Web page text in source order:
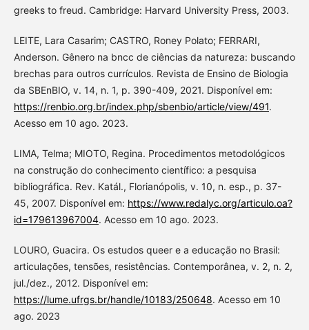
greeks to freud. Cambridge: Harvard University Press, 2003.
LEITE, Lara Casarim; CASTRO, Roney Polato; FERRARI,
Anderson. Gênero na bncc de ciências da natureza: buscando
brechas para outros currículos. Revista de Ensino de Biologia
da SBEnBIO, v. 14, n. 1, p. 390-409, 2021. Disponível em:
https://renbio.org.br/index.php/sbenbio/article/view/491.
Acesso em 10 ago. 2023.
LIMA, Telma; MIOTO, Regina. Procedimentos metodológicos
na construção do conhecimento científico: a pesquisa
bibliográfica. Rev. Katál., Florianópolis, v. 10, n. esp., p. 37-
45, 2007. Disponível em: https://www.redalyc.org/articulo.oa?
id=179613967004. Acesso em 10 ago. 2023.
LOURO, Guacira. Os estudos queer e a educação no Brasil:
articulações, tensões, resistências. Contemporânea, v. 2, n. 2,
jul./dez., 2012. Disponível em:
https://lume.ufrgs.br/handle/10183/250648. Acesso em 10
ago. 2023